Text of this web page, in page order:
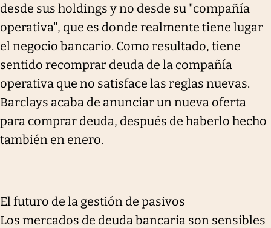
desde sus holdings y no desde su "compañía
operativa", que es donde realmente tiene lugar
el negocio bancario. Como resultado, tiene
sentido recomprar deuda de la compañía
operativa que no satisface las reglas nuevas.
Barclays acaba de anunciar un nueva oferta
para comprar deuda, después de haberlo hecho
también en enero.
El futuro de la gestión de pasivos
Los mercados de deuda bancaria son sensibles